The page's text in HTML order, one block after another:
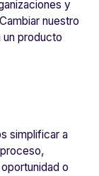
y
nuestro
producto
simplificar a
o